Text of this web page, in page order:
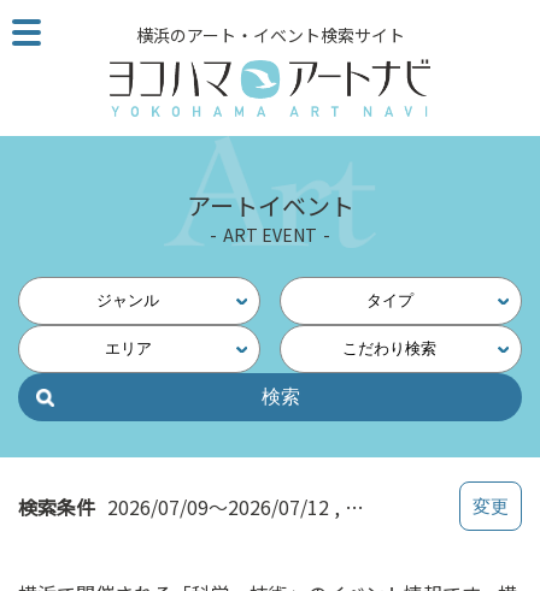
こ
の
ジ
読
他
ペ
の
横浜のアート・イベント検索サイト
アートイベント
ART EVENT
ジャンル タイプ
エリア こだわり検索
検索条件 2026/07/09～2026/07/12 科学・技術